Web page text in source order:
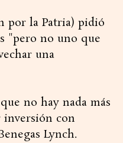
por la Patria) pidió
"pero no uno que
una
no hay nada más
inversión con
Lynch.